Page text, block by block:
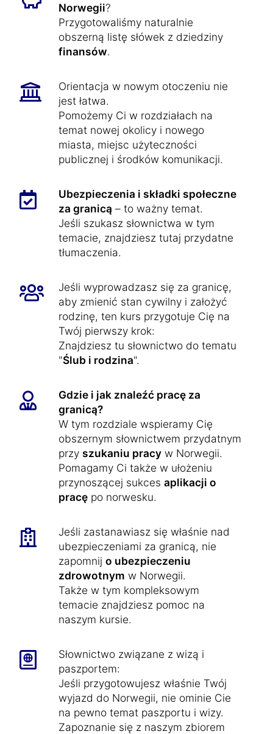
Norwegii?
Przygotowaliśmy naturalnie
obszerną listę słówek z dziedziny
finansów.
Orientacja w nowym otoczeniu nie
jest łatwa.
Pomożemy Ci w rozdziałach na
temat nowej okolicy i nowego
miasta, miejsc użyteczności
publicznej i środków komunikacji.
Ubezpieczenia i składki społeczne
za granicą – to ważny temat.
Jeśli szukasz słownictwa w tym
temacie, znajdziesz tutaj przydatne
tłumaczenia.
Jeśli wyprowadzasz się za granicę,
aby zmienić stan cywilny i założyć
rodzinę, ten kurs przygotuje Cię na
Twój pierwszy krok:
Znajdziesz tu słownictwo do tematu
"Ślub i rodzina".
Gdzie i jak znaleźć pracę za
granicą?
W tym rozdziale wspieramy Cię
obszernym słownictwem przydatnym
przy szukaniu pracy w Norwegii.
Pomagamy Ci także w ułożeniu
przynoszącej sukces aplikacji o
pracę po norwesku.
Jeśli zastanawiasz się właśnie nad
ubezpieczeniami za granicą, nie
zapomnij o ubezpieczeniu
zdrowotnym w Norwegii.
Także w tym kompleksowym
temacie znajdziesz pomoc na
naszym kursie.
Słownictwo związane z wizą i
paszportem:
Jeśli przygotowujesz właśnie Twój
wyjazd do Norwegii, nie ominie Cie
na pewno temat paszportu i wizy.
Zapoznanie się z naszym zbiorem